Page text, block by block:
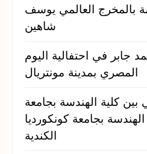
بالمخرج العالمي يوسف
شاهين
جابر في احتفالية اليوم
المصري بمدينة مونتريال
بين كلية الهندسة بجامعة
بجامعة كونكورديا
الكندية